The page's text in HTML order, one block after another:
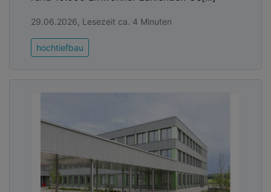
29.06.2026, Lesezeit ca. 4 Minuten
hochtiefbau